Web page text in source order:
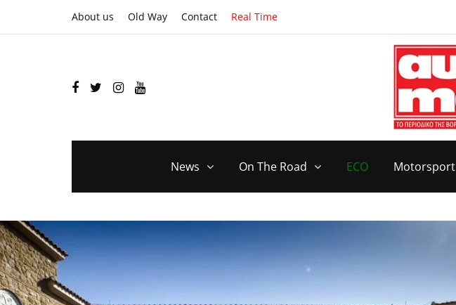
About us Old Way Contact Real Time
News On The Road ECO Motorsport